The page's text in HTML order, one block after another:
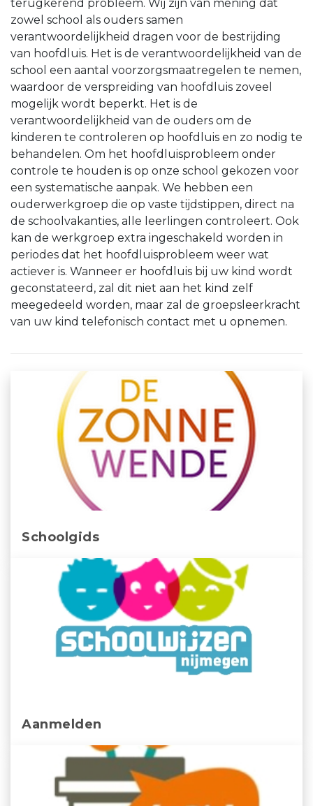
terugkerend probleem. Wij zijn van mening dat
zowel school als ouders samen
verantwoordelijkheid dragen voor de bestrijding
van hoofdluis. Het is de verantwoordelijkheid van de
school een aantal voorzorgsmaatregelen te nemen,
waardoor de verspreiding van hoofdluis zoveel
mogelijk wordt beperkt. Het is de
verantwoordelijkheid van de ouders om de
kinderen te controleren op hoofdluis en zo nodig te
behandelen. Om het hoofdluisprobleem onder
controle te houden is op onze school gekozen voor
een systematische aanpak. We hebben een
ouderwerkgroep die op vaste tijdstippen, direct na
de schoolvakanties, alle leerlingen controleert. Ook
kan de werkgroep extra ingeschakeld worden in
periodes dat het hoofdluisprobleem weer wat
actiever is. Wanneer er hoofdluis bij uw kind wordt
geconstateerd, zal dit niet aan het kind zelf
meegedeeld worden, maar zal de groepsleerkracht
van uw kind telefonisch contact met u opnemen.
Schoolgids
Aanmelden